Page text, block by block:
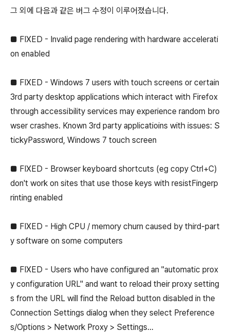
그 외에 다음과 같은 버그 수정이 이루어졌습니다.
■ FIXED - Invalid page rendering with hardware accelerati
on enabled
■ FIXED - Windows 7 users with touch screens or certain
3rd party desktop applications which interact with Firefox
through accessibility services may experience random bro
wser crashes. Known 3rd party applicatioins with issues: S
tickyPassword, Windows 7 touch screen
■ FIXED - Browser keyboard shortcuts (eg copy Ctrl+C)
don't work on sites that use those keys with resistFingerp
rinting enabled
■ FIXED - High CPU / memory churn caused by third-part
y software on some computers
■ FIXED - Users who have configured an "automatic prox
y configuration URL" and want to reload their proxy setting
s from the URL will find the Reload button disabled in the
Connection Settings dialog when they select Preference
s/Options > Network Proxy > Settings...